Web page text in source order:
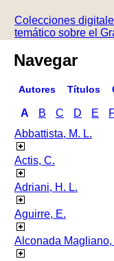
Colecciones
temático sobre el
Navegar
Autores Títulos
A B C D E
Abbattista, M. L.
Actis, C.
Adriani, H. L.
Aguirre, E.
Alconada Magliano,